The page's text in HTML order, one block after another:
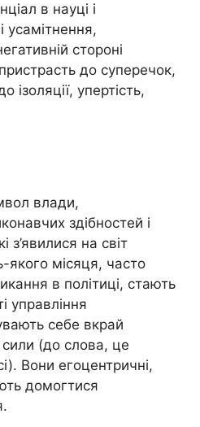
в науці і
усамітнення,
стороні
до суперечок,
ізоляції, упертість,
влади,
здібностей і
з’явилися на світ
якого місяця, часто
в політиці, стають
управління
себе вкрай
сили (до слова, це
Вони егоцентричні,
домогтися